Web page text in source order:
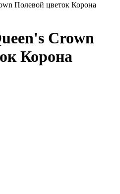
Полевой цветок Корона
Crown
Корона